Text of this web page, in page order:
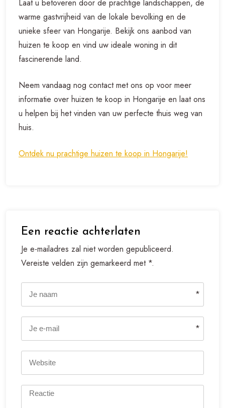
Laat u betoveren door de prachtige landschappen, de
warme gastvrijheid van de lokale bevolking en de
unieke sfeer van Hongarije. Bekijk ons ​​aanbod van
huizen te koop en vind uw ideale woning in dit
fascinerende land.
Neem vandaag nog contact met ons op voor meer
informatie over huizen te koop in Hongarije en laat ons
u helpen bij het vinden van uw perfecte thuis weg van
huis.
Ontdek nu prachtige huizen te koop in Hongarije!
Een reactie achterlaten
Je e-mailadres zal niet worden gepubliceerd.
Vereiste velden zijn gemarkeerd met *.
*
*